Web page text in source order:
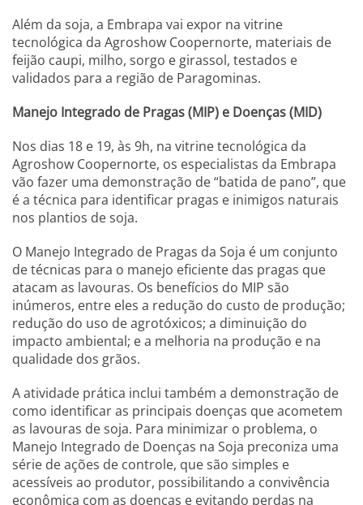
Além da soja, a Embrapa vai expor na vitrine
tecnológica da Agroshow Coopernorte, materiais de
feijão caupi, milho, sorgo e girassol, testados e
validados para a região de Paragominas.
Manejo Integrado de Pragas (MIP) e Doenças (MID)
Nos dias 18 e 19, às 9h, na vitrine tecnológica da
Agroshow Coopernorte, os especialistas da Embrapa
vão fazer uma demonstração de “batida de pano”, que
é a técnica para identificar pragas e inimigos naturais
nos plantios de soja.
O Manejo Integrado de Pragas da Soja é um conjunto
de técnicas para o manejo eficiente das pragas que
atacam as lavouras. Os benefícios do MIP são
inúmeros, entre eles a redução do custo de produção;
redução do uso de agrotóxicos; a diminuição do
impacto ambiental; e a melhoria na produção e na
qualidade dos grãos.
A atividade prática inclui também a demonstração de
como identificar as principais doenças que acometem
as lavouras de soja. Para minimizar o problema, o
Manejo Integrado de Doenças na Soja preconiza uma
série de ações de controle, que são simples e
acessíveis ao produtor, possibilitando a convivência
econômica com as doenças e evitando perdas na